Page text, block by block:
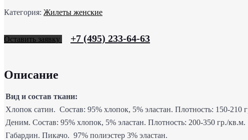
Категория: Жилеты женские
Оставить заявку +7 (495) 233-64-63
Описание
Вид и состав ткани:
Хлопок сатин. Состав: 95% хлопок, 5% эластан. Плотность: 150-210
Деним. Состав: 95% хлопок, 5% эластан. Плотность: 200-350 гр./кв.м.
Габардин. Пикачо. 97% полиэстер 3% эластан.